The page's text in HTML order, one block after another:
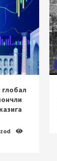
глобал